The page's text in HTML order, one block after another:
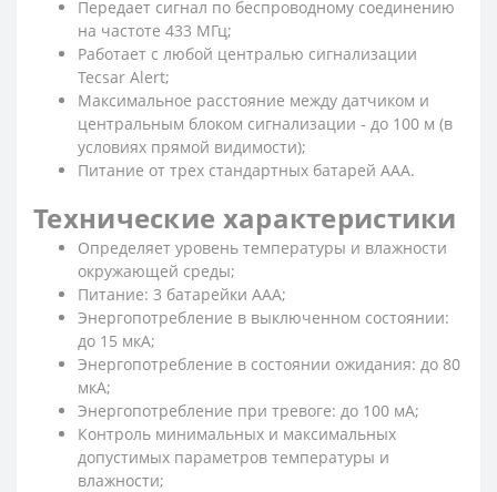
Передает сигнал по беспроводному соединению
на частоте 433 МГц;
Работает с любой централью сигнализации
Tecsar Alert;
Максимальное расстояние между датчиком и
центральным блоком сигнализации - до 100 м (в
условиях прямой видимости);
Питание от трех стандартных батарей AAA.
Технические характеристики
Определяет уровень температуры и влажности
окружающей среды;
Питание: 3 батарейки ААА;
Энергопотребление в выключенном состоянии:
до 15 мкА;
Энергопотребление в состоянии ожидания: до 80
мкА;
Энергопотребление при тревоге: до 100 мА;
Контроль минимальных и максимальных
допустимых параметров температуры и
влажности;